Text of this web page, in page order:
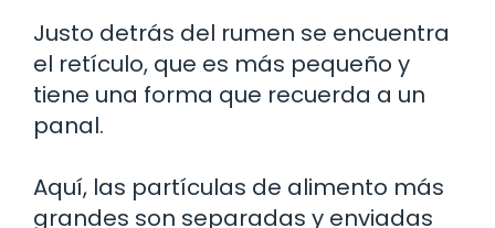
Justo detrás del rumen se encuentra
el retículo, que es más pequeño y
tiene una forma que recuerda a un
panal.
Aquí, las partículas de alimento más
grandes son separadas y enviadas